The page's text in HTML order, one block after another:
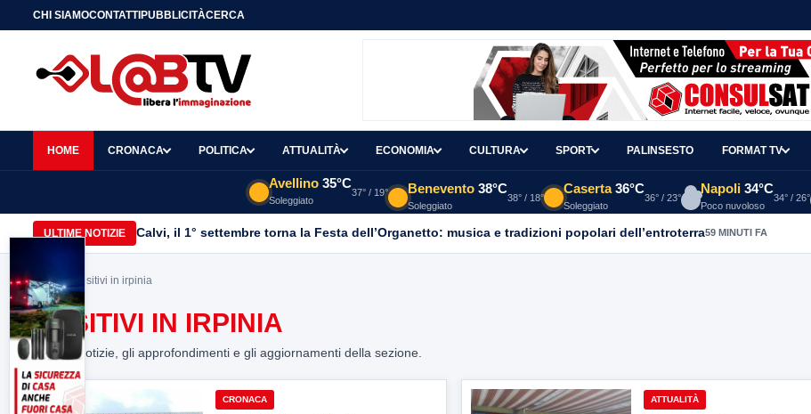
CHI SIAMOCONTATTIPUBBLICITÀCERCA
HOME CRONACA POLITICA ATTUALITÀ ECONOMIA CULTURA SPORT PALINSESTO FORMAT TV
Avellino 35°C
Soleggiato
37° / 19° Benevento 38°C
Soleggiato
38° / 18°
Caserta 36°C
Soleggiato
36° / 23°
Napoli 34°C
Poco nuvoloso
34° / 26°
ULTIME NOTIZIE Calvi, il 1° settembre torna la Festa dell’Organetto: musica e tradizioni popolari dell’entroterra59 MINUTI FA
Home> positivi in irpinia
POSITIVI IN IRPINIA
Tutte le notizie, gli approfondimenti e gli aggiornamenti della sezione.
CRONACA ATTUALITÀ